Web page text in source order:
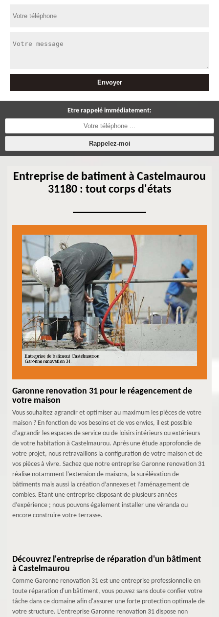
Etre rappelé immédiatement:
Entreprise de batiment à Castelmaurou
31180 : tout corps d'états
Garonne renovation 31 pour le réagencement de
votre maison
Vous souhaitez agrandir et optimiser au maximum les pièces de votre
maison ? En fonction de vos besoins et de vos envies, il est possible
d’agrandir les espaces de service ou de loisirs intérieurs ou extérieurs
de votre habitation à Castelmaurou. Après une étude approfondie de
votre projet, nous retravaillons la configuration de votre maison et de
vos pièces à vivre. Sachez que notre entreprise Garonne renovation 31
réalise notamment l’extension de maisons, la surélévation de
bâtiments mais aussi la création d’annexes et l’aménagement de
combles. Etant une entreprise disposant de plusieurs années
d’expérience ; nous pouvons également installer une véranda ou
encore construire votre terrasse.
Découvrez l'entreprise de réparation d'un bâtiment
à Castelmaurou
Comme Garonne renovation 31 est une entreprise professionnelle en
toute réparation d'un bâtiment, vous pouvez sans doute confier votre
tâche dans ce domaine afin d'assurer une forte protection optimale de
votre structure. L’entreprise Garonne renovation 31 dispose non